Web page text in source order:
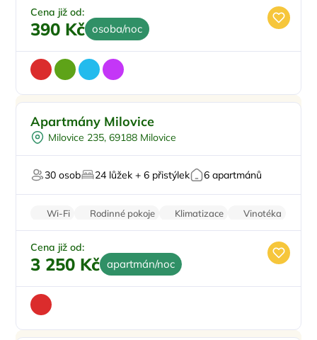
Cena již od:
390 Kč osoba/noc
Venkovní bazén
Pro skupiny
Pro milovníky vína
Apartmány Milovice
Milovice 235, 69188 Milovice
30 osob 24 lůžek + 6 přistýlek 6 apartmánů
Wi-Fi Rodinné pokoje Klimatizace
Vinotéka
Kamerový systém
Cena již od:
3 250 Kč apartmán/noc